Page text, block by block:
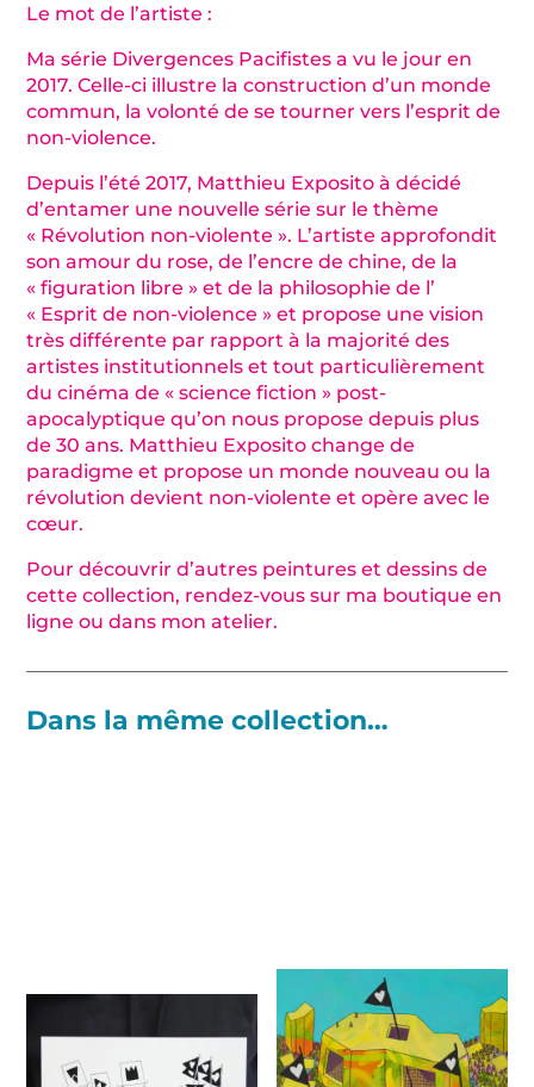
Le mot de l’artiste :
Ma série Divergences Pacifistes a vu le jour en
2017. Celle-ci illustre la construction d’un monde
commun, la volonté de se tourner vers l’esprit de
non-violence.
Depuis l’été 2017, Matthieu Exposito à décidé
d’entamer une nouvelle série sur le thème
« Révolution non-violente ». L’artiste approfondit
son amour du rose, de l’encre de chine, de la
« figuration libre » et de la philosophie de l’
« Esprit de non-violence » et propose une vision
très différente par rapport à la majorité des
artistes institutionnels et tout particulièrement
du cinéma de « science fiction » post-
apocalyptique qu’on nous propose depuis plus
de 30 ans. Matthieu Exposito change de
paradigme et propose un monde nouveau ou la
révolution devient non-violente et opère avec le
cœur.
Pour découvrir d’autres peintures et dessins de
cette collection, rendez-vous sur ma boutique en
ligne ou dans mon atelier.
Dans la même collection…